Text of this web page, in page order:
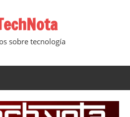
sobre tecnología